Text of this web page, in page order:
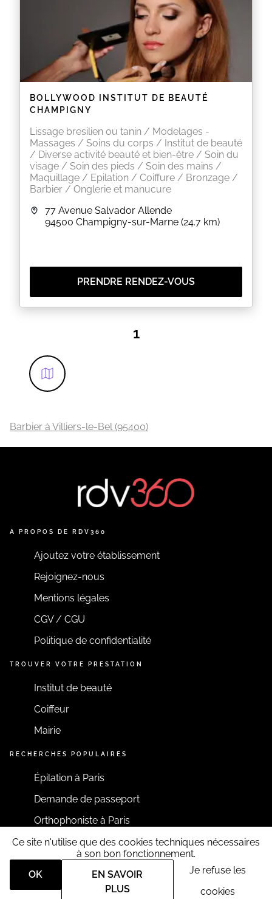
Ego vero sic intellego, Patres conscripti, nos hoc
tempore in provinciis decernendis perpetuae pacis
habere oportere rationem. Nam quis hoc non sentit
omnia alia esse nobis vacua ab omni periculo atque
etiam suspicione belli.
EN SAVOIR PLUS
BOLLYWOOD INSTITUT DE BEAUTÉ
CHAMPIGNY
Lissage bresilien ou tanin / Modelages -
Massages / Soins du corps / Institut de beauté
/ Diverse activité beauté et bien-être / Soin du
visage / Soin des pieds / Soin des mains /
Maquillage / Epilation / Coiffure / Bronzage /
Barbier / Onglerie et manucure
77 Avenue Salvador Allende
94500 Champigny-sur-Marne (24.7 km)
PRENDRE RENDEZ-VOUS
1
Barbier à Villiers-le-Bel (95400)
A PROPOS DE RDV360
Ajoutez votre établissement
Rejoignez-nous
Mentions légales
CGV / CGU
Politique de confidentialité
TROUVER VOTRE PRESTATION
Institut de beauté
Coiffeur
Mairie
RECHERCHES POPULAIRES
Épilation à Paris
Demande de passeport
Orthophoniste à Paris
RESTONS CONNECTÉS
Ce site n'utilise que des cookies techniques nécessaires
à son bon fonctionnement.
OK
EN SAVOIR
PLUS
Je refuse les
cookies